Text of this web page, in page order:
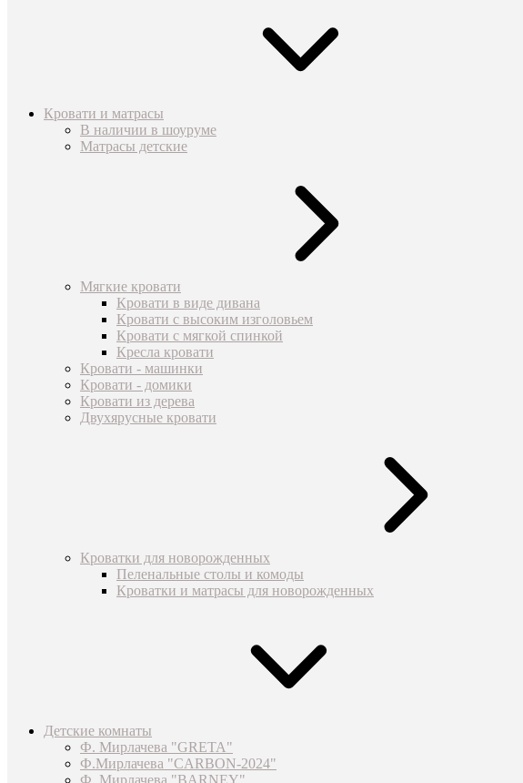
Кровати и матрасы
В наличии в шоуруме
Матрасы детские
Мягкие кровати
Кровати в виде дивана
Кровати с высоким изголовьем
Кровати с мягкой спинкой
Кресла кровати
Кровати - машинки
Кровати - домики
Кровати из дерева
Двухярусные кровати
Кроватки для новорожденных
Пеленальные столы и комоды
Кроватки и матрасы для новорожденных
Детские комнаты
Ф. Мирлачева "GRETA"
Ф.Мирлачева "CARBON-2024"
Ф. Мирлачева "BARNEY"